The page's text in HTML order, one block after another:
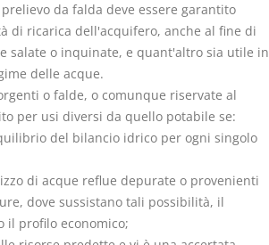
da falda deve essere garantito
di ricarica dell'acquifero, anche al fine di
salate o inquinate, e quant'altro sia utile in
delle acque.
o falde, o comunque riservate al
per usi diversi da quello potabile se:
del bilancio idrico per ogni singolo
di acque reflue depurate o provenienti
dove sussistano tali possibilità, il
il profilo economico;